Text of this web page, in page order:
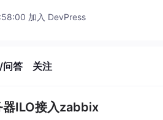
加入 DevPress
问答 关注
器ILO接入zabbix